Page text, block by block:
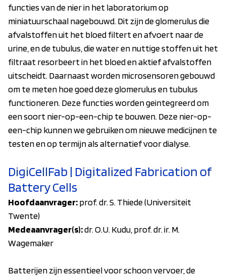
functies van de nier in het laboratorium op
miniatuurschaal nagebouwd. Dit zijn de glomerulus die
afvalstoffen uit het bloed filtert en afvoert naar de
urine, en de tubulus, die water en nuttige stoffen uit het
filtraat resorbeert in het bloed en aktief afvalstoffen
uitscheidt. Daarnaast worden microsensoren gebouwd
om te meten hoe goed deze glomerulus en tubulus
functioneren. Deze functies worden geintegreerd om
een soort nier-op-een-chip te bouwen. Deze nier-op-
een-chip kunnen we gebruiken om nieuwe medicijnen te
testen en op termijn als alternatief voor dialyse.
DigiCellFab | Digitalized Fabrication of
Battery Cells
Hoofdaanvrager:prof. dr. S. Thiede (Universiteit
Twente)
Medeaanvrager(s):dr. O.U. Kudu, prof. dr. ir. M.
Wagemaker
Batterijen zijn essentieel voor schoon vervoer, de